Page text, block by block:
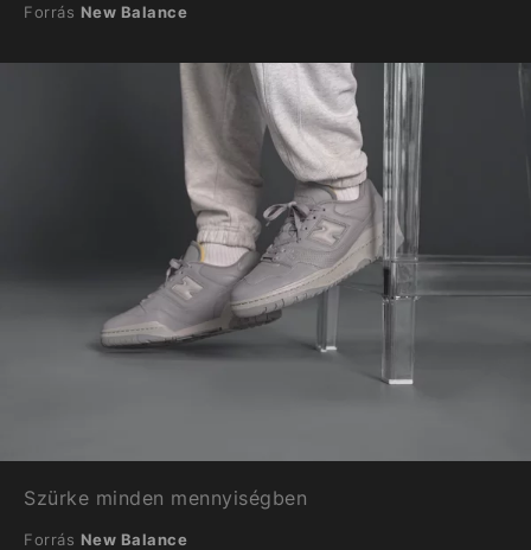
Forrás New Balance
Szürke minden mennyiségben
Forrás New Balance